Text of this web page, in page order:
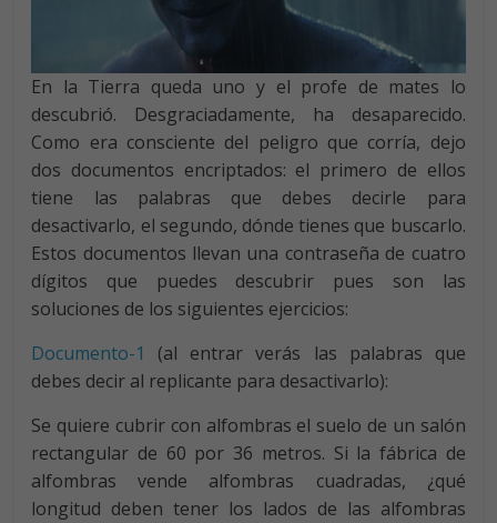
En la Tierra queda uno y el profe de mates lo
descubrió. Desgraciadamente, ha desaparecido.
Como era consciente del peligro que corría, dejo
dos documentos encriptados: el primero de ellos
tiene las palabras que debes decirle para
desactivarlo, el segundo, dónde tienes que buscarlo.
Estos documentos llevan una contraseña de cuatro
dígitos que puedes descubrir pues son las
soluciones de los siguientes ejercicios:
Documento-1
(al entrar verás las palabras que
debes decir al replicante para desactivarlo):
Se quiere cubrir con alfombras el suelo de un salón
rectangular de 60 por 36 metros. Si la fábrica de
alfombras vende alfombras cuadradas, ¿qué
longitud deben tener los lados de las alfombras